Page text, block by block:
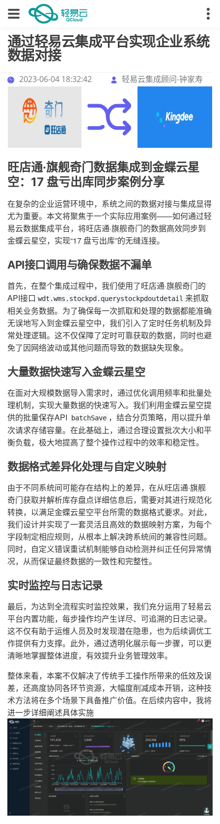
通过轻易云集成平台实现企业系统
数据对接
2023-06-04 18:32:42 轻易云集成顾问-钟家寿
旺店通·旗舰奇门数据集成到金蝶云星
空：17 盘亏出库同步案例分享
在复杂的企业运营环境中，系统之间的数据对接与集成显得
尤为重要。本文将聚焦于一个实际应用案例——如何通过轻
易云数据集成平台，将旺店通·旗舰奇门的数据高效同步到
金蝶云星空，实现“17 盘亏出库”的无缝连接。
API接口调用与确保数据不漏单
首先，在整个集成过程中，我们使用了旺店通·旗舰奇门的
API接口 wdt.wms.stockpd.querystockpdoutdetail 来抓取
相关业务数据。为了确保每一次抓取和处理的数据都能准确
无误地写入到金蝶云星空中，我们引入了定时任务机制及异
常处理逻辑。这不仅保障了定时可靠获取的数据，同时也避
免了因网络波动或其他问题而导致的数据缺失现象。
大量数据快速写入金蝶云星空
在面对大规模数据导入需求时，通过优化调用频率和批量处
理机制，实现大量数据的快速写入。我们利用金蝶云星空提
供的批量保存API
batchSave ，结合分页策略，用以提升单
次请求存储容量。在此基础上，通过合理设置批次大小和平
衡负载，极大地提高了整个操作过程中的效率和稳定性。
数据格式差异化处理与自定义映射
由于不同系统间可能存在结构上的差异，在从旺店通·旗舰
奇门获取并解析库存盘点详细信息后，需要对其进行规范化
转换，以满足金蝶云星空平台所需的数据格式要求。对此，
我们设计并实现了一套灵活且高效的数据映射方案，为每个
字段制定相应规则，从根本上解决跨系统间的兼容性问题。
同时，自定义错误重试机制能够自动检测并纠正任何异常情
况，从而保证最终数据的一致性和完整性。
实时监控与日志记录
最后，为达到全流程实时监控效果，我们充分运用了轻易云
平台内置功能，每步操作均产生详尽、可追溯的日志记录。
这不仅有助于运维人员及时发现潜在隐患，也为后续调优工
作提供有力支撑。此外，通过透明化展示每一步骤，可以更
清晰地掌握整体进度，有效提升业务管理效率。
整体来看，本案不仅解决了传统手工操作所带来的低效及误
差，还高度协同各环节资源，大幅度削减成本开销，这种技
术方法将在多个场景下具备推广价值。在后续内容中，我将
进一步详细阐述具体实施